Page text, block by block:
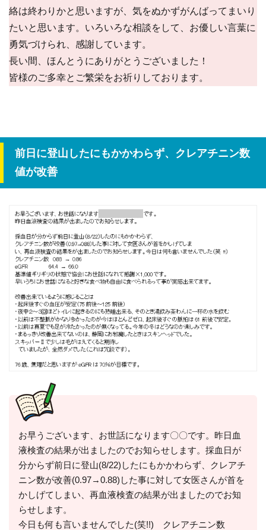
絡は終わりかと思いますが、気をぬかずがんばってまいり
たいと思います。いろいろな相談をして、お優しい言葉に
勇気づけられ、感謝しています。
長い間、ほんとうにありがとうございました！
皆様のご多幸とご繁栄をお祈りしております。
前日に登山したにもかかわらず、クレアチニン数
値が改善
お早うございます、お世話になります〇〇です。昨日血
液検査の結果が出ましたのでお知らせします。採血日が
分からず前日に登山(8/22)したにもかかわらず、クレアチ
ニン数が改善(0.97→0.88)した事に対して女医さんが首を
かしげてしまい、再血液検査の結果が出ましたのでお知
らせします。
今日も何も言いませんでした(笑!!) クレアチニン数